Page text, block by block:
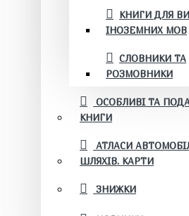
КНИГИ ДЛЯ
ІНОЗЕМНИХ МОВ
СЛОВНИКИ ТА
РОЗМОВНИКИ
ОСОБЛИВІ ТА
КНИГИ
АТЛАСИ
ШЛЯХІВ. КАРТИ
ЗНИЖКИ